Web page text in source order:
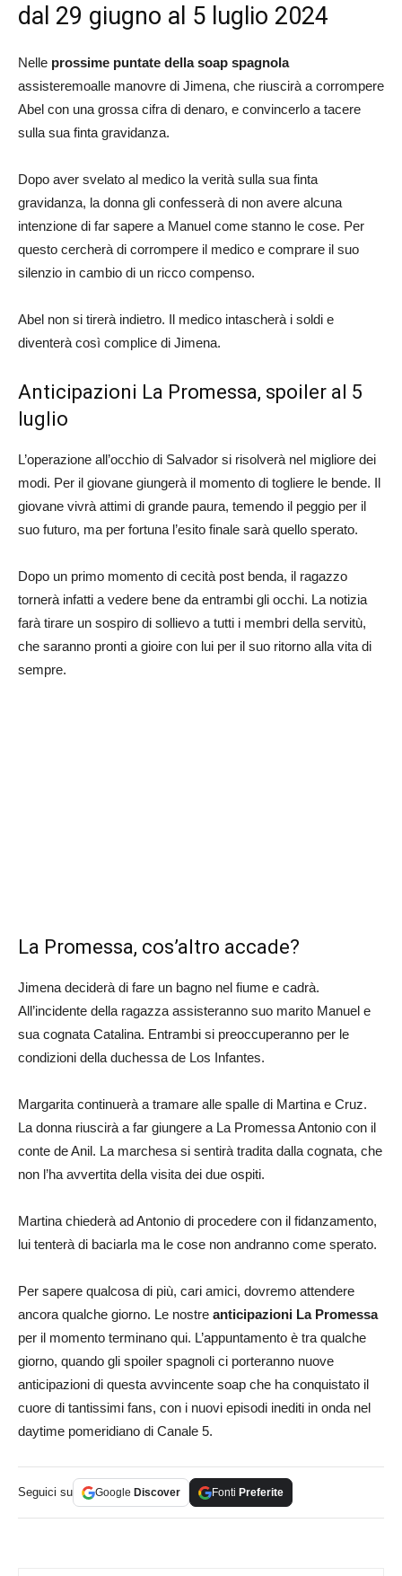
dal 29 giugno al 5 luglio 2024
Nelle prossime puntate della soap spagnola
assisteremoalle manovre di Jimena, che riuscirà a corrompere
Abel con una grossa cifra di denaro, e convincerlo a tacere
sulla sua finta gravidanza.
Dopo aver svelato al medico la verità sulla sua finta
gravidanza, la donna gli confesserà di non avere alcuna
intenzione di far sapere a Manuel come stanno le cose. Per
questo cercherà di corrompere il medico e comprare il suo
silenzio in cambio di un ricco compenso.
Abel non si tirerà indietro. Il medico intascherà i soldi e
diventerà così complice di Jimena.
Anticipazioni La Promessa, spoiler al 5
luglio
L’operazione all’occhio di Salvador si risolverà nel migliore dei
modi. Per il giovane giungerà il momento di togliere le bende. Il
giovane vivrà attimi di grande paura, temendo il peggio per il
suo futuro, ma per fortuna l’esito finale sarà quello sperato.
Dopo un primo momento di cecità post benda, il ragazzo
tornerà infatti a vedere bene da entrambi gli occhi. La notizia
farà tirare un sospiro di sollievo a tutti i membri della servitù,
che saranno pronti a gioire con lui per il suo ritorno alla vita di
sempre.
La Promessa, cos’altro accade?
Jimena deciderà di fare un bagno nel fiume e cadrà.
All’incidente della ragazza assisteranno suo marito Manuel e
sua cognata Catalina. Entrambi si preoccuperanno per le
condizioni della duchessa de Los Infantes.
Margarita continuerà a tramare alle spalle di Martina e Cruz.
La donna riuscirà a far giungere a La Promessa Antonio con il
conte de Anil. La marchesa si sentirà tradita dalla cognata, che
non l’ha avvertita della visita dei due ospiti.
Martina chiederà ad Antonio di procedere con il fidanzamento,
lui tenterà di baciarla ma le cose non andranno come sperato.
Per sapere qualcosa di più, cari amici, dovremo attendere
ancora qualche giorno. Le nostre anticipazioni La Promessa
per il momento terminano qui. L’appuntamento è tra qualche
giorno, quando gli spoiler spagnoli ci porteranno nuove
anticipazioni di questa avvincente soap che ha conquistato il
cuore di tantissimi fans, con i nuovi episodi inediti in onda nel
daytime pomeridiano di Canale 5.
Seguici su Google Discover Fonti Preferite